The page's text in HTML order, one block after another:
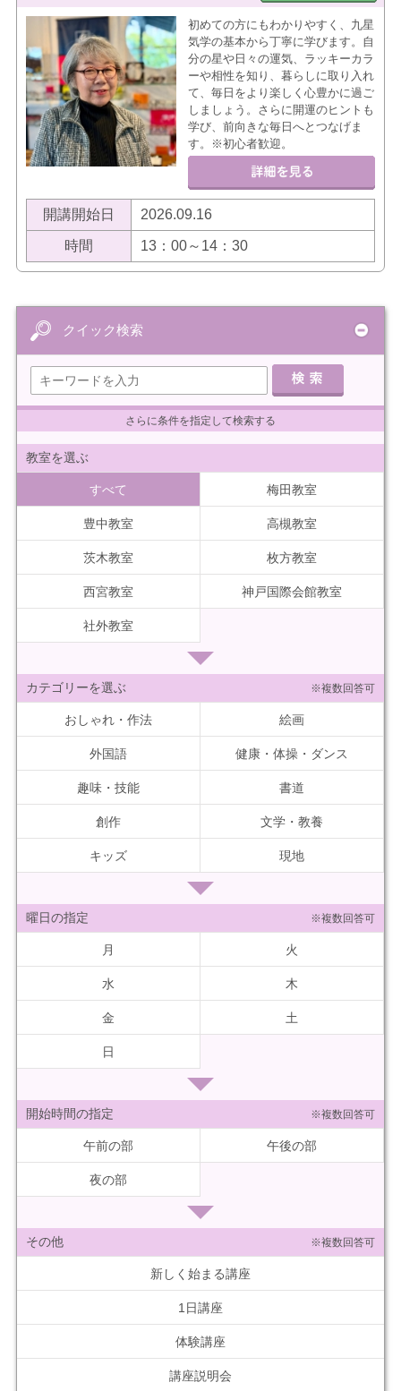
初めての方にもわかりやすく、九星
気学の基本から丁寧に学びます。自
分の星や日々の運気、ラッキーカラ
ーや相性を知り、暮らしに取り入れ
て、毎日をより楽しく心豊かに過ご
しましょう。さらに開運のヒントも
学び、前向きな毎日へとつなげま
す。※初心者歓迎。
開講開始日 2026.09.16
時間 13：00～14：30
クイック検索
さらに条件を指定して検索する
教室を選ぶ
すべて 梅田教室
豊中教室 高槻教室
茨木教室 枚方教室
西宮教室 神戸国際会館教室
社外教室
カテゴリーを選ぶ ※複数回答可
おしゃれ・作法 絵画
外国語 健康・体操・ダンス
趣味・技能 書道
創作 文学・教養
キッズ 現地
曜日の指定 ※複数回答可
月 火
水 木
金 土
日
開始時間の指定 ※複数回答可
午前の部 午後の部
夜の部
その他 ※複数回答可
新しく始まる講座
1日講座
体験講座
講座説明会